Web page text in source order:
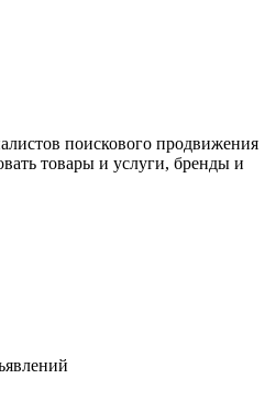
поискового продвижения
товары и услуги, бренды и